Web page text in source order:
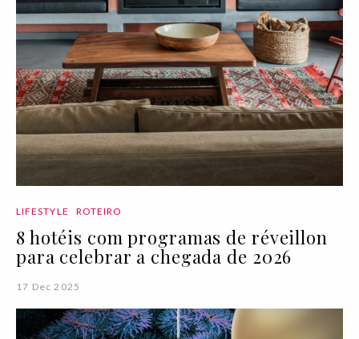
LIFESTYLE ROTEIRO
8 hotéis com programas de réveillon
para celebrar a chegada de 2026
17 Dec 2025